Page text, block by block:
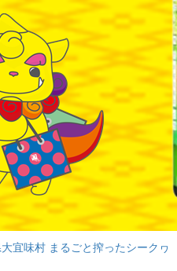
宜味村 まるごと搾ったシークヮ